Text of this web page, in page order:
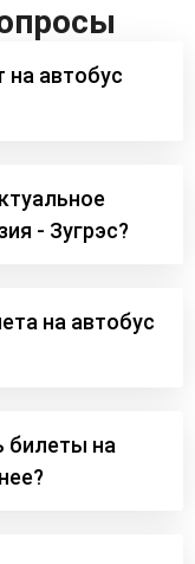
на автобус
- Зугрэс?
на автобус
билеты на